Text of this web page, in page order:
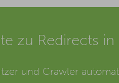
zu Redirects in
und Crawler